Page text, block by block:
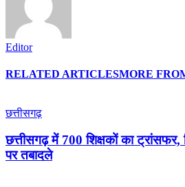
Editor
RELATED ARTICLESMORE
छत्तीसगढ़
छत्तीसगढ़ में 700 शिक्षकों का ट्रांसफर,
पर तबादले